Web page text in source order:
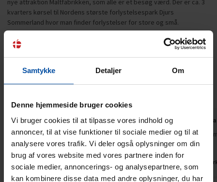
Samtykke Detaljer Om
Denne hjemmeside bruger cookies
Vi bruger cookies til at tilpasse vores indhold og
annoncer, til at vise funktioner til sociale medier og til at
analysere vores trafik. Vi deler også oplysninger om din
brug af vores website med vores partnere inden for
sociale medier, annoncerings- og analysepartnere, som
kan kombinere disse data med andre oplysninger, du har
nye attraktion Maltfabrikken, som alle er et besøg værd. Der er ca. 3
kvarters kørsel til Nordens største forlystelsespark Djurs
Sommerland hvor man finder forlystelser for store og små.
Gæsterne siger
4,4 • 5 Bedømmelser
Birgitte Sørensen
jun 2025
Godt hus til særdeles overkommenlig pris, gode
terrasser og et roligt område.
Hans
Skydedøre
låse